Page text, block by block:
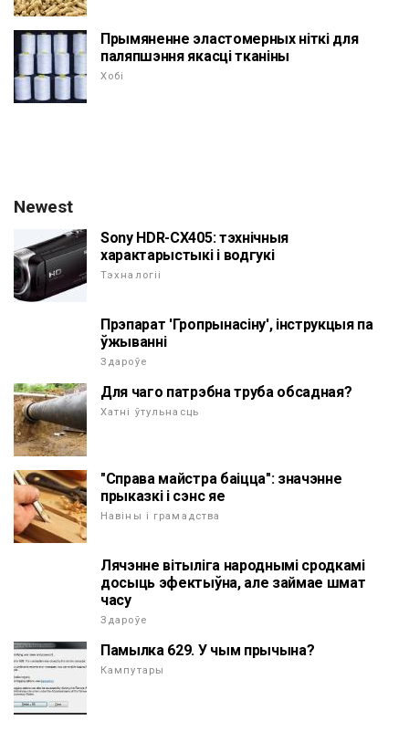
Прымяненне эластомерных ніткі для
паляпшэння якасці тканіны
Хобі
Newest
Sony HDR-CX405: тэхнічныя
характарыстыкі і водгукі
Тэхналогіі
Прэпарат 'Гропрынасіну', інструкцыя па
ўжыванні
Здароўе
Для чаго патрэбна труба обсадная?
Хатні ўтульнасць
"Справа майстра баіцца": значэнне
прыказкі і сэнс яе
Навіны і грамадства
Лячэнне вітыліга народнымі сродкамі
досыць эфектыўна, але займае шмат
часу
Здароўе
Памылка 629. У чым прычына?
Кампутары